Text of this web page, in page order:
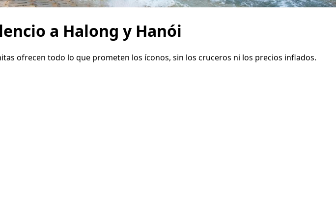
a Halong y Hanói
ofrecen todo lo que prometen los íconos, sin los cruceros ni los precios inflados.